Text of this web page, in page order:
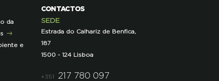
da
e
CONTACTOS
SEDE
Estrada do Calhariz de Benfica,
187
1500 - 124 Lisboa
+351 217 780 097